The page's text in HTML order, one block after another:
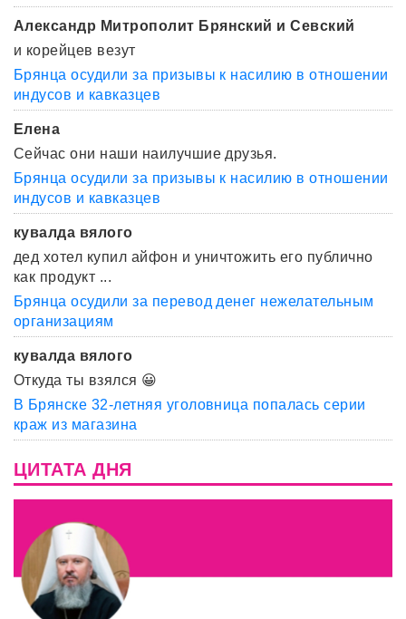
Александр Митрополит Брянский и Севский
и корейцев везут
Брянца осудили за призывы к насилию в отношении
индусов и кавказцев
Елена
Сейчас они наши наилучшие друзья.
Брянца осудили за призывы к насилию в отношении
индусов и кавказцев
кувалда вялого
дед хотел купил айфон и уничтожить его публично
как продукт ...
Брянца осудили за перевод денег нежелательным
организациям
кувалда вялого
Откуда ты взялся 😀
В Брянске 32-летняя уголовница попалась серии
краж из магазина
ЦИТАТА ДНЯ